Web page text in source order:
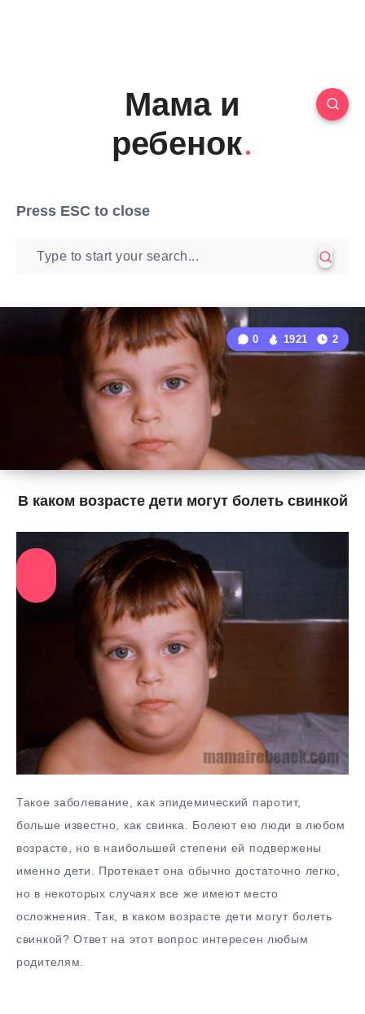
Мама и
ребенок
Press ESC to close
В каком возрасте дети могут болеть свинкой
0 1921 2
Такое заболевание, как эпидемический паротит,
больше известно, как свинка. Болеют ею люди в любом
возрасте, но в наибольшей степени ей подвержены
именно дети. Протекает она обычно достаточно легко,
но в некоторых случаях все же имеют место
осложнения. Так, в каком возрасте дети могут болеть
свинкой? Ответ на этот вопрос интересен любым
родителям.